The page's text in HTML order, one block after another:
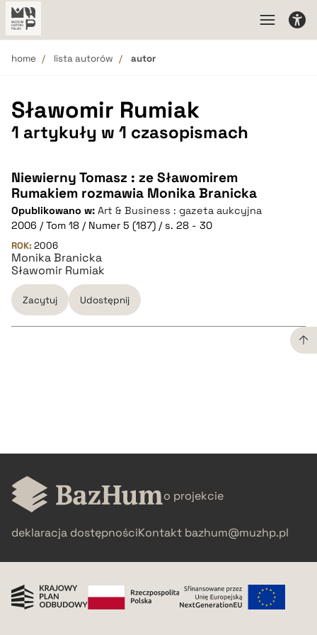
home lista autorów autor
Sławomir Rumiak
1 artykuły w 1 czasopismach
Niewierny Tomasz : ze Sławomirem
Rumakiem rozmawia Monika Branicka
Opublikowano w: Art & Business : gazeta aukcyjna
2006 / Tom 18 / Numer 5 (187) / s. 28 - 30
ROK: 2006
Monika Branicka
Sławomir Rumiak
Zacytuj Udostępnij
BIBTEX
pobierz cytat o projekcie
deklaracja dostępnościKontakt bazhum@muzhp.pl